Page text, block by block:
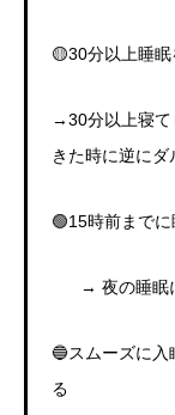
🟡30分以上睡
→30分以上寝
きた時に逆にダ
🟢15時前まで
→ 夜の睡眠
🔵スムーズに入
る